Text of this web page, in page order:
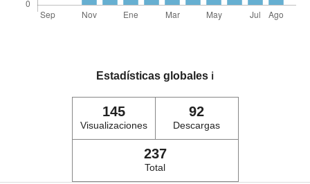
Estadísticas globales ℹ️
145
Visualizaciones
92
Descargas
237
Total